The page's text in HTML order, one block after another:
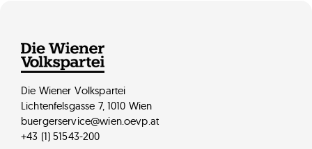
Die Wiener Volkspartei
Lichtenfelsgasse 7, 1010 Wien
buergerservice@wien.oevp.at
+43 (1) 51543-200